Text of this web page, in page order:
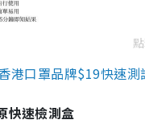
港口罩品牌$19快速
速檢測盒